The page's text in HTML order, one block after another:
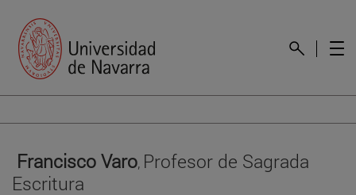
​ Francisco Varo, Profesor de Sagrada
Escritura